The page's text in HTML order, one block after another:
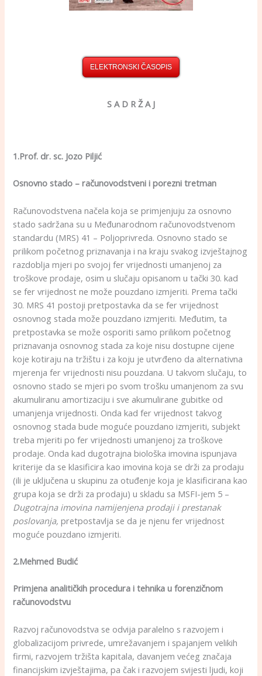
ELEKTRONSKI ČASOPIS
S A D R Ž A J
1.Prof. dr. sc. Jozo Piljić
Osnovno stado – računovodstveni i porezni tretman
Računovodstvena načela koja se primjenjuju za osnovno
stado sadržana su u Međunarodnom računovodstvenom
standardu (MRS) 41 – Poljoprivreda. Osnovno stado se
prilikom početnog priznavanja i na kraju svakog izvještajnog
razdoblja mjeri po svojoj fer vrijednosti umanjenoj za
troškove prodaje, osim u slučaju opisanom u tački 30. kad
se fer vrijednost ne može pouzdano izmjeriti. Prema tački
30. MRS 41 postoji pretpostavka da se fer vrijednost
osnovnog stada može pouzdano izmjeriti. Međutim, ta
pretpostavka se može osporiti samo prilikom početnog
priznavanja osnovnog stada za koje nisu dostupne cijene
koje kotiraju na tržištu i za koju je utvrđeno da alternativna
mjerenja fer vrijednosti nisu pouzdana. U takvom slučaju, to
osnovno stado se mjeri po svom trošku umanjenom za svu
akumuliranu amortizaciju i sve akumulirane gubitke od
umanjenja vrijednosti. Onda kad fer vrijednost takvog
osnovnog stada bude moguće pouzdano izmjeriti, subjekt
treba mjeriti po fer vrijednosti umanjenoj za troškove
prodaje. Onda kad dugotrajna biološka imovina ispunjava
kriterije da se klasificira kao imovina koja se drži za prodaju
(ili je uključena u skupinu za otuđenje koja je klasificirana kao
grupa koja se drži za prodaju) u skladu sa MSFI-jem 5 –
Dugotrajna imovina namijenjena prodaji i prestanak
poslovanja,pretpostavlja se da je njenu fer vrijednost
moguće pouzdano izmjeriti.
2.Mehmed Budić
Primjena analitičkih procedura i tehnika u forenzičnom
računovodstvu
Razvoj računovodstva se odvija paralelno s razvojem i
globalizacijom privrede, umrežavanjem i spajanjem velikih
firmi, razvojem tržišta kapitala, davanjem većeg značaja
financijskim izvještajima, pa čak i razvojem svijesti ljudi, koji